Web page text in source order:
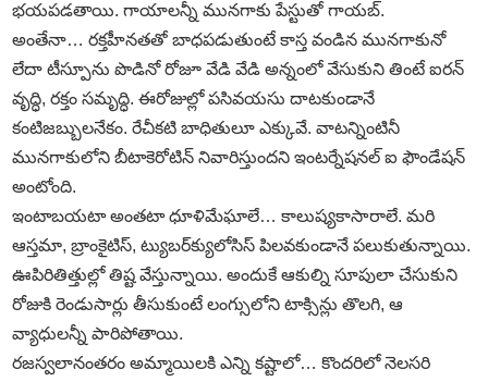
భయపడతాయి. గాయాలన్నీ మునగాకు పేస్టుతో గాయబ్‌.
అంతేనా… రక్తహీనతతో బాధపడుతుంటే కాస్త వండిన మునగాకునో
లేదా టీస్పూను పొడినో రోజూ వేడి వేడి అన్నంలో వేసుకుని తింటే ఐరన్‌
వృద్ధి, రక్తం సమృద్ధి. ఈరోజుల్లో పసివయసు దాటకుండానే
కంటిజబ్బులనేకం. రేచీకటి బాధితులూ ఎక్కువే. వాటన్నింటినీ
మునగాకులోని బీటాకెరోటిన్‌ నివారిస్తుందని ఇంటర్నేషనల్‌ ఐ ఫౌండేషన్‌
అంటోంది.
ఇంటాబయటా అంతటా ధూళిమేఘాలే… కాలుష్యకాసారాలే. మరి
ఆస్తమా, బ్రాంకైటిస్‌, ట్యుబర్‌క్యులోసిస్‌ పిలవకుండానే పలుకుతున్నాయి.
ఊపిరితిత్తుల్లో తిష్ట వేస్తున్నాయి. అందుకే ఆకుల్ని సూపులా చేసుకుని
రోజుకి రెండుసార్లు తీసుకుంటే లంగ్సులోని టాక్సిన్లు తొలగి, ఆ
వ్యాధులన్నీ పారిపోతాయి.
రజస్వలానంతరం అమ్మాయిలకి ఎన్ని కష్టాలో… కొందరిలో నెలసరి